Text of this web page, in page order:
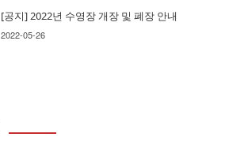
[공지] 2022년 수영장 개장 및 폐장 안내
2022-05-26